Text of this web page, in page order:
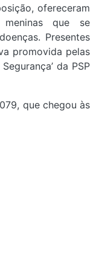
ofereceram
que se
Presentes
promovida pelas
da PSP
que chegou às